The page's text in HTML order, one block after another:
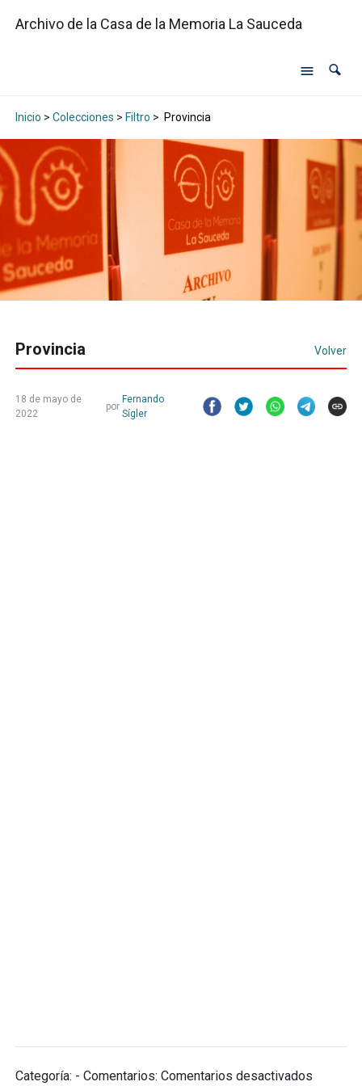
Archivo de la Casa de la Memoria La Sauceda
Inicio > Colecciones > Filtro > Provincia
Provincia Volver
18 de mayo de
2022
por
Fernando
Sígler
Categoría: - Comentarios: Comentarios desactivadosen